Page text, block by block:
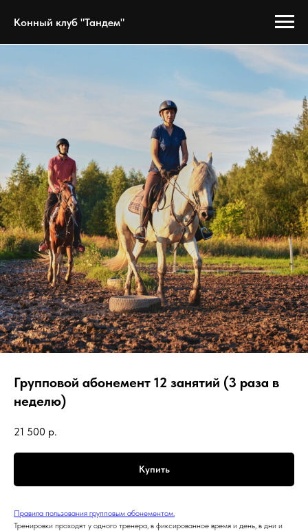
Конный клуб "Тандем"
Групповой абонемент 12 занятий (3 раза в
неделю)
21 500 р.
Купить
Правила пользования групповым абонементом.
Тренировки проходят у одного тренера, в фиксированное время и день, в дни и